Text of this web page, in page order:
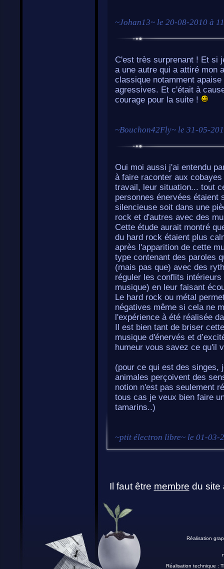
~Johan13~ le 20-08-2010 à
C'est très surprenant ! Et si
a une autre qui a attiré mon
classique notamment
agressives. Et c'était à
courage pour la suite !
~Bouchon42Fly~ le 31-05-
Oui moi aussi j'ai entendu
à faire raconter aux
travail, leur situation... tout
personnes énervées étaient
silencieuse soit dans une
rock et d'autres avec des
Cette étude aurait montré
du hard rock étaient plus
après l'apparition de cette
type contenant des paroles
(mais pas que) avec des
réguler les conflits
musique) en leur faisant
Le hard rock ou métal
négatives même si cela ne
l'expérience à été réalisée
Il est bien tant de briser
musique d'énervés et
humeur vous savez ce qu'il
(pour ce qui est des singes,
animales perçoivent des
notion n'est pas seulement
tous cas je veux bien faire
tamarins..)
~ptit électron libre~ le 01-03-
Il faut être membre du site
Réalisation
Réalisation technique :